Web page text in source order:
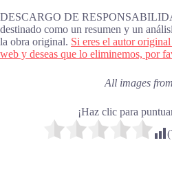
DESCARGO DE
destinado como un resumen y un
la obra original. Si eres el autor
web y deseas que lo eliminemos, por
All images from
¡Haz clic para